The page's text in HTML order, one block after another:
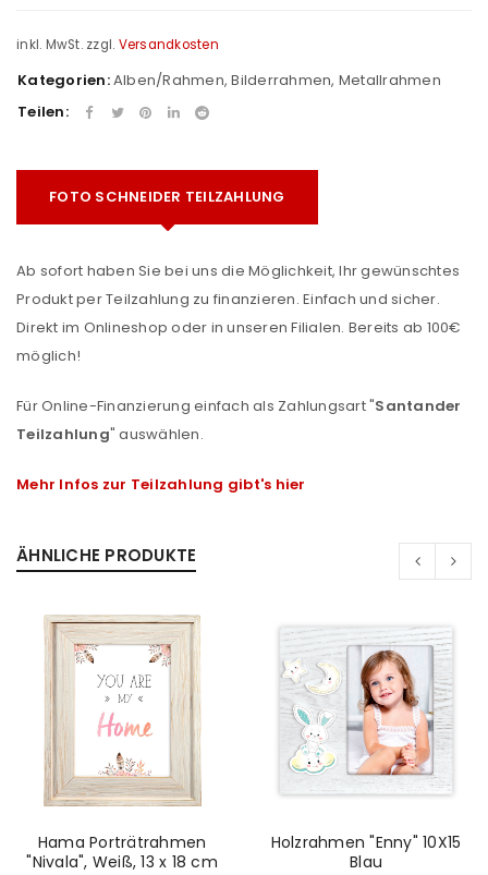
inkl. MwSt. zzgl. Versandkosten
Kategorien:Alben/Rahmen,Bilderrahmen, Metallrahmen
Teilen:
FOTO SCHNEIDER TEILZAHLUNG
Ab sofort haben Sie bei uns die Möglichkeit, Ihr gewünschtes
Produkt per Teilzahlung zu finanzieren. Einfach und sicher.
Direkt im Onlineshop oder in unseren Filialen. Bereits ab 100€
möglich!
Für Online-Finanzierung einfach als Zahlungsart "Santander
Teilzahlung" auswählen.
Mehr Infos zur Teilzahlung gibt's hier
ÄHNLICHE PRODUKTE
Hama Porträtrahmen
"Nivala", Weiß, 13 x 18 cm
Holzrahmen "Enny" 10X15
Blau